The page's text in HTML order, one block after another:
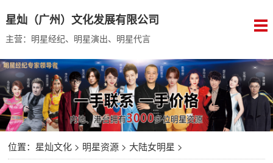
星灿（广州）文化发展有限公司
主营：明星经纪、明星演出、明星代言
位置： 星灿文化> 明星资源> 大陆女明星 >